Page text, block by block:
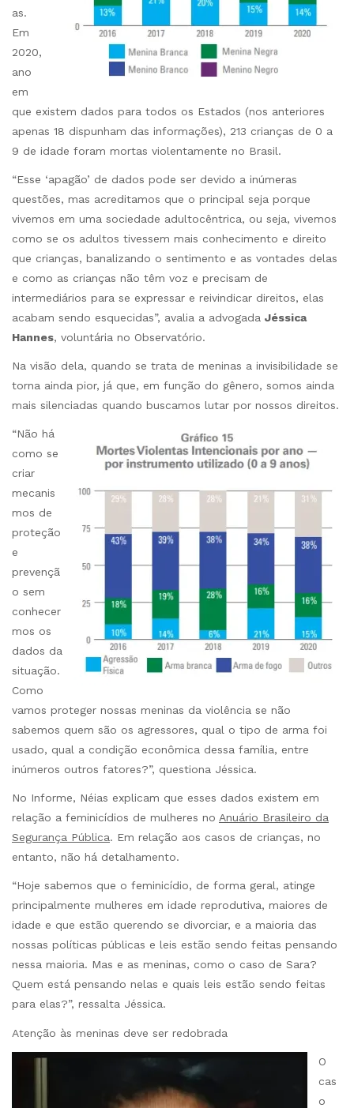
as.
Em
2020,
ano
em
que existem dados para todos os Estados (nos anteriores
apenas 18 dispunham das informações), 213 crianças de 0 a
9 de idade foram mortas violentamente no Brasil.
“Esse ‘apagão’ de dados pode ser devido a inúmeras
questões, mas acreditamos que o principal seja porque
vivemos em uma sociedade adultocêntrica, ou seja, vivemos
como se os adultos tivessem mais conhecimento e direito
que crianças, banalizando o sentimento e as vontades delas
e como as crianças não têm voz e precisam de
intermediários para se expressar e reivindicar direitos, elas
acabam sendo esquecidas”, avalia a advogada Jéssica
Hannes, voluntária no Observatório.
Na visão dela, quando se trata de meninas a invisibilidade se
torna ainda pior, já que, em função do gênero, somos ainda
mais silenciadas quando buscamos lutar por nossos direitos.
“Não há
como se
criar
mecanis
mos de
proteção
e
prevençã
o sem
conhecer
mos os
dados da
situação.
Como
vamos proteger nossas meninas da violência se não
sabemos quem são os agressores, qual o tipo de arma foi
usado, qual a condição econômica dessa família, entre
inúmeros outros fatores?”, questiona Jéssica.
No Informe, Néias explicam que esses dados existem em
relação a feminicídios de mulheres no Anuário Brasileiro da
Segurança Pública. Em relação aos casos de crianças, no
entanto, não há detalhamento.
“Hoje sabemos que o feminicídio, de forma geral, atinge
principalmente mulheres em idade reprodutiva, maiores de
idade e que estão querendo se divorciar, e a maioria das
nossas políticas públicas e leis estão sendo feitas pensando
nessa maioria. Mas e as meninas, como o caso de Sara?
Quem está pensando nelas e quais leis estão sendo feitas
para elas?”, ressalta Jéssica.
Atenção às meninas deve ser redobrada
O
cas
o